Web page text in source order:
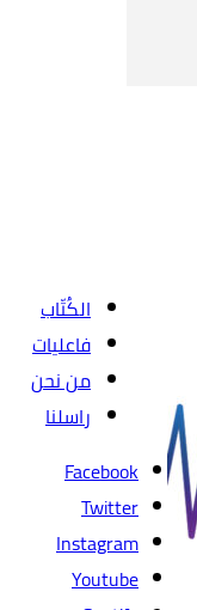
الكُتّاب
فاعليات
من نحن
راسلنا
Facebook
Twitter
Instagram
Youtube